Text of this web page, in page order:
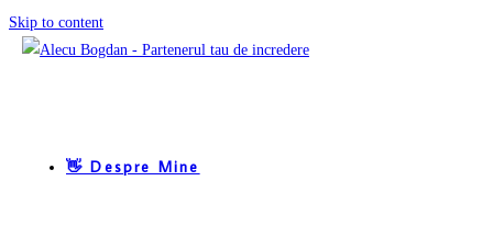
Skip to content
👋 Despre Mine